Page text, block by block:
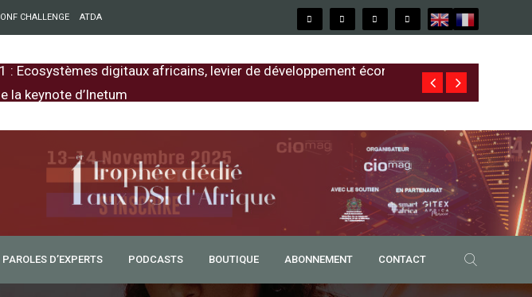
CHALLENGE ATDA
: Ecosystèmes digitaux africains, levier de développement économique
la keynote d’Inetum
Free au
PAROLES D’EXPERTS PODCASTS BOUTIQUE ABONNEMENT CONTACT